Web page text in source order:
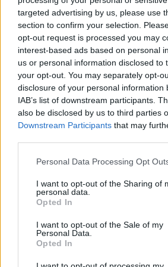
targeted advertising by us, please use
section to confirm your selection.
opt-out request is processed you may
interest-based ads based on personal
us or personal information disclosed to
your opt-out. You may separately opt-
disclosure of your personal information
IAB’s list of downstream participants.
also be disclosed by us to third parties
Downstream Participants that may
Personal Data Processing Opt
I want to opt-out of the Sharing of
personal data.
Opted In
I want to opt-out of the Sale of my
Personal Data.
Opted In
eröffnen in Frankfurt und München
bin noch nicht fertig mit meiner Vision.
Ihre Person und Ihr Label
entgegnen Sie Kritikern?
PP:Neider sind zum einen eine gute
anderen zeigen sie aber auch
zeigt ja nur, dass da eine Angst
könnte besser sein. Die Marke
Sie haben mit Terry Richardson,
Fotografen der Mode-Branche,
kam es zu dieser Zusammenarbeit?
Damals war Terry Richardson
Fotografen der Welt, und mit dem